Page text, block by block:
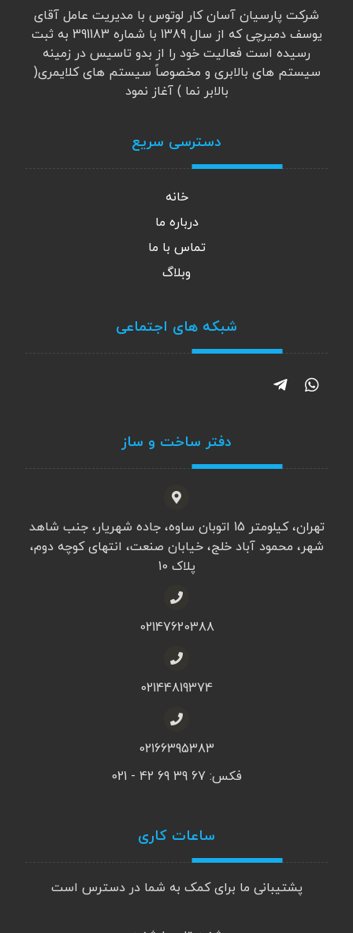
شرکت پارسیان آسان کار لوتوس با مدیریت عامل آقای
یوسف دمیرچی که از سال 1389 با شماره 391183 به ثبت
رسیده است فعالیت خود را از بدو تاسیس در زمینه
سیستم های بالابری و مخصوصاً سیستم های کلایمری(
بالابر نما ) آغاز نمود
دسترسی سریع
خانه
درباره ما
تماس با ما
وبلاگ
شبکه های اجتماعی
دفتر ساخت و ساز
تهران، کیلومتر 15 اتوبان ساوه، جاده شهریار، جنب شاهد
شهر، محمود آباد خلج، خیابان صنعت، انتهای کوچه دوم،
پلاک 10
02147620388
02144819374
02166395383
فکس: 67 39 69 42 - 021
ساعات کاری
پشتیبانی ما برای کمک به شما در دسترس است